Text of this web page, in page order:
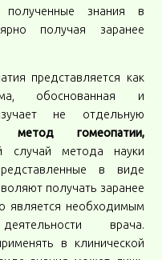
полученные знания в
получая заранее
представляется как
обоснованная и
не отдельную
аметод гомеопатии,
случай метода науки
в виде
получать заранее
является необходимым
врача.
в клинической